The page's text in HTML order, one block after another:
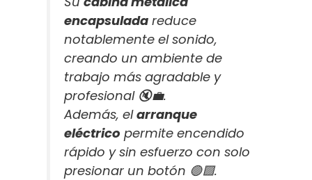
encapsulada reduce
notablemente el sonido,
creando un ambiente de
trabajo más agradable y
profesional 🔇💼.
Además, elarranque
eléctrico permite encendido
rápido y sin esfuerzo con solo
presionar un botón 🟢🟩.